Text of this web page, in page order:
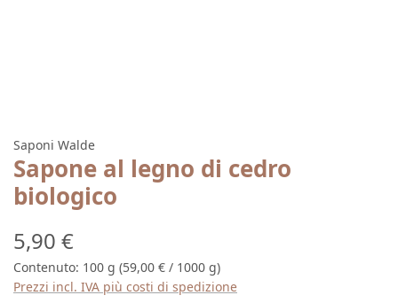
Saponi Walde
Sapone al legno di cedro
biologico
Prezzo normale:
5,90 €
Contenuto: 100 g (59,00 € / 1000 g)
Prezzi incl. IVA più costi di spedizione